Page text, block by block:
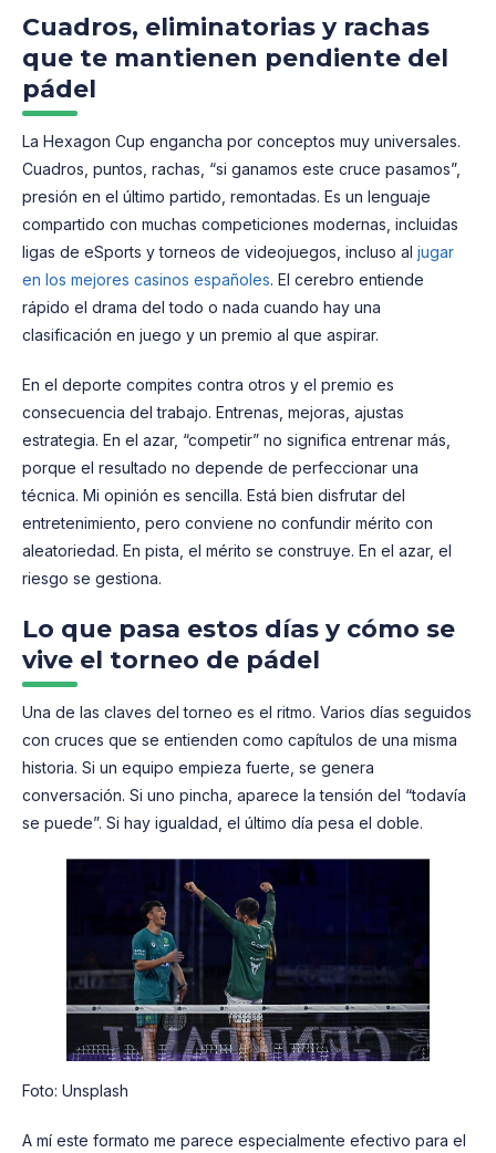
Cuadros, eliminatorias y rachas
que te mantienen pendiente del
pádel
La Hexagon Cup engancha por conceptos muy universales.
Cuadros, puntos, rachas, “si ganamos este cruce pasamos”,
presión en el último partido, remontadas. Es un lenguaje
compartido con muchas competiciones modernas, incluidas
ligas de eSports y torneos de videojuegos, incluso al jugar
en los mejores casinos españoles. El cerebro entiende
rápido el drama del todo o nada cuando hay una
clasificación en juego y un premio al que aspirar.
En el deporte compites contra otros y el premio es
consecuencia del trabajo. Entrenas, mejoras, ajustas
estrategia. En el azar, “competir” no significa entrenar más,
porque el resultado no depende de perfeccionar una
técnica. Mi opinión es sencilla. Está bien disfrutar del
entretenimiento, pero conviene no confundir mérito con
aleatoriedad. En pista, el mérito se construye. En el azar, el
riesgo se gestiona.
Lo que pasa estos días y cómo se
vive el torneo de pádel
Una de las claves del torneo es el ritmo. Varios días seguidos
con cruces que se entienden como capítulos de una misma
historia. Si un equipo empieza fuerte, se genera
conversación. Si uno pincha, aparece la tensión del “todavía
se puede”. Si hay igualdad, el último día pesa el doble.
Foto: Unsplash
A mí este formato me parece especialmente efectivo para el